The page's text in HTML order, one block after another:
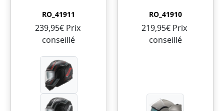
RO_41911
239,95€ Prix ​​
conseillé
RO_41910
219,95€ Prix ​​
conseillé